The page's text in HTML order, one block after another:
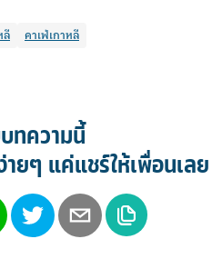
ลี คาเฟ่เกาหลี
ทความนี้
ยๆ แค่แชร์ให้เพื่อนเลย